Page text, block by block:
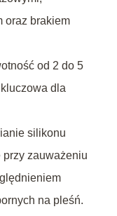
oraz brakiem
od 2 do 5
dla
silikonu
zauważeniu
na pleśń.